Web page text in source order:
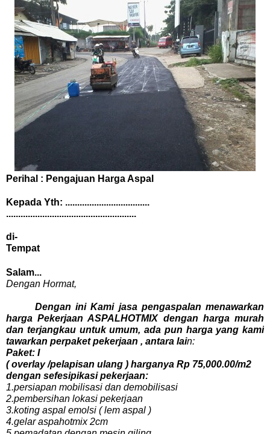
Perihal : Pengajuan Harga Aspal
Kepada Yth: ...................................
......................................................
di-
Tempat
Salam...
Dengan Hormat,
Dengan ini Kami jasa pengaspalan menawarkan
harga Pekerjaan ASPALHOTMIX dengan harga murah
dan terjangkau untuk umum, ada pun harga yang kami
tawarkan perpaket pekerjaan , antara lain:
Paket: I
( overlay /pelapisan ulang ) harganya Rp 75,000.00/m2
dengan sefesipikasi pekerjaan:
1.persiapan mobilisasi dan demobilisasi
2.pembersihan lokasi pekerjaan
3.koting aspal emolsi ( lem aspal )
4.gelar aspahotmix 2cm